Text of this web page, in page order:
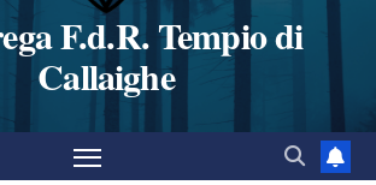
F.d.R. Tempio di
Callaighe